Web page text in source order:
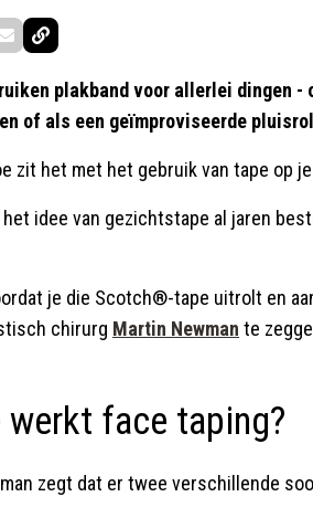
plakband voor allerlei dingen
of als een geïmproviseerde
zit het met het gebruik van tape op je
het idee van gezichtstape al jaren
je die Scotch®-tape uitrolt en
chirurg Martin Newman te
werkt face taping?
zegt dat er twee verschillende